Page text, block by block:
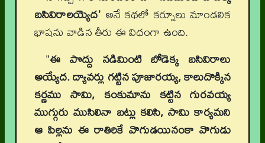
బసివిరాలయ్యెద' అనే కథలో కర్నూలు మాండలిక
భాషను వాడిన తీరు ఈ విధంగా ఉంది.
"ఈ పొద్దు నడిమింటి బోడెక్క బసివిరాలు
అయ్యేద. ద్యావర్లు గట్టిన పూజారయ్య, కాలుదొక్కిన
కర్ణము సామి, కంకుమాను కట్టిన గురవయ్య
ముగ్గురు ముసిలినా బట్లు కలిసి, సామి కార్యమని
ఆ పిల్లను ఈ రాతిరికే వొగుడయినంకా వొగుడు